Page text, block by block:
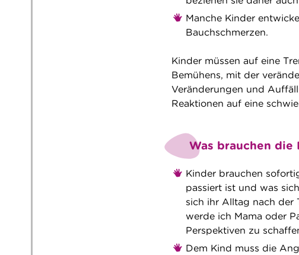
Manche Kinder
Bauchschmerzen.
Kinder müssen auf eine
Bemühens, mit der
Veränderungen und
Reaktionen auf eine
Was brauchen
Kinder brauchen
passiert ist und was
sich ihr Alltag nach der
werde ich Mama oder
Perspektiven zu
Dem Kind muss die